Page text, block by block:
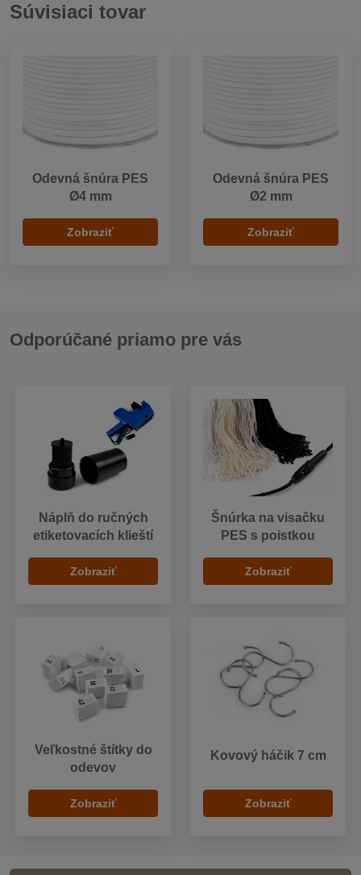
Súvisiaci tovar
Odevná šnúra PES
Ø4 mm
Zobraziť
Odevná šnúra PES
Ø2 mm
Zobraziť
Odporúčané priamo pre vás
Náplň do ručných
etiketovacích klieští
Zobraziť
Šnúrka na visačku
PES s poistkou
Zobraziť
Veľkostné štítky do
odevov
Zobraziť
Kovový háčik 7 cm
Zobraziť